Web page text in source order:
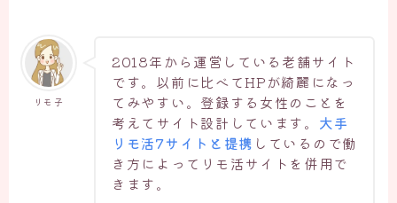
リモ子
2018年から運営している老舗サイト
です。以前に比べてHPが綺麗になっ
てみやすい。登録する女性のことを
考えてサイト設計しています。 大手
リモ活7サイトと提携 しているので働
き方によってリモ活サイトを併用で
きます。